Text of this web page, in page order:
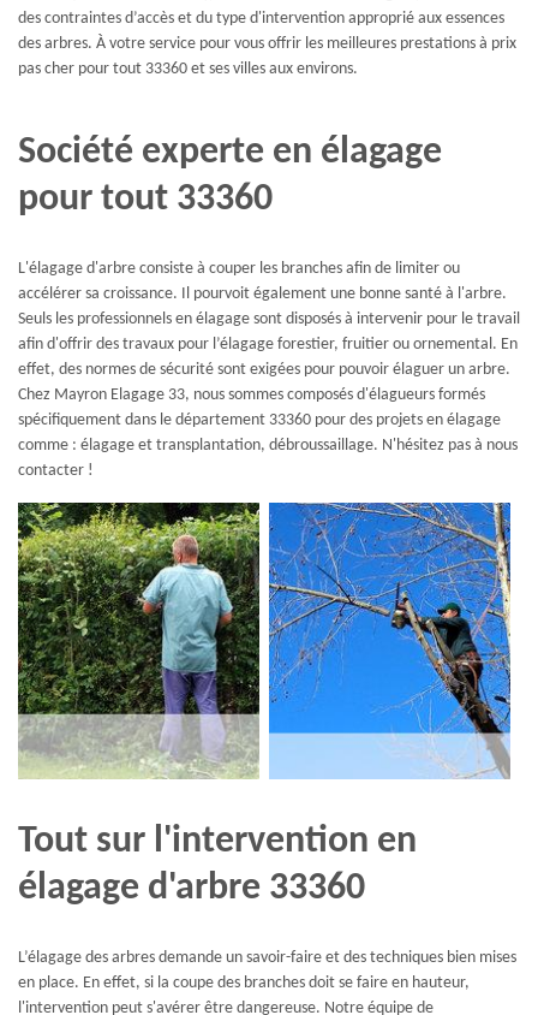
des contraintes d’accès et du type d'intervention approprié aux essences
des arbres. À votre service pour vous offrir les meilleures prestations à prix
pas cher pour tout 33360 et ses villes aux environs.
Société experte en élagage
pour tout 33360
L'élagage d'arbre consiste à couper les branches afin de limiter ou
accélérer sa croissance. Il pourvoit également une bonne santé à l'arbre.
Seuls les professionnels en élagage sont disposés à intervenir pour le travail
afin d'offrir des travaux pour l’élagage forestier, fruitier ou ornemental. En
effet, des normes de sécurité sont exigées pour pouvoir élaguer un arbre.
Chez Mayron Elagage 33, nous sommes composés d'élagueurs formés
spécifiquement dans le département 33360 pour des projets en élagage
comme : élagage et transplantation, débroussaillage. N'hésitez pas à nous
contacter !
Tout sur l'intervention en
élagage d'arbre 33360
L’élagage des arbres demande un savoir-faire et des techniques bien mises
en place. En effet, si la coupe des branches doit se faire en hauteur,
l'intervention peut s'avérer être dangereuse. Notre équipe de